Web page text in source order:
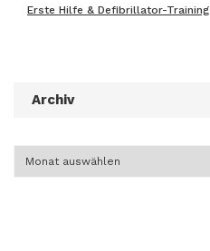
Erste Hilfe & Defibrillator-Training
Archiv